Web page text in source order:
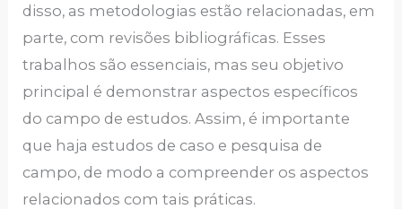
disso, as metodologias estão relacionadas, em
parte, com revisões bibliográficas. Esses
trabalhos são essenciais, mas seu objetivo
principal é demonstrar aspectos específicos
do campo de estudos. Assim, é importante
que haja estudos de caso e pesquisa de
campo, de modo a compreender os aspectos
relacionados com tais práticas.